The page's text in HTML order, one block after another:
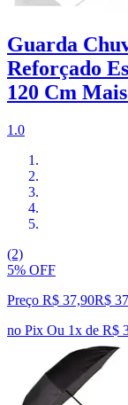
Guarda
Reforçado
120 Cm
1.0
(2)
5% OFF
Preço R$ 37,90R$ 37
no Pix Ou 1x de R$